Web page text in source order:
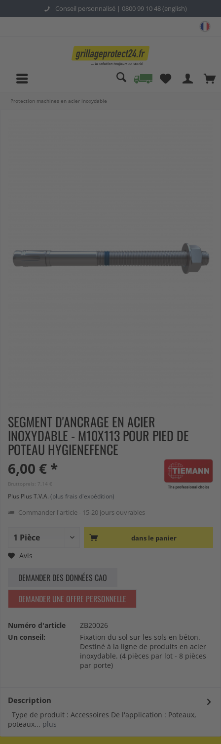
Conseil personnalisé | 0800 99 10 48 (english)
Protection machines en acier inoxydable
SEGMENT D'ANCRAGE EN ACIER
INOXYDABLE - M10X113 POUR PIED DE
POTEAU HYGIENEFENCE
6,00 € *
Bruttopreis: 7,14 €
Plus Plus T.V.A. (plus frais d'expédition)
Commander l'article - 15-20 jours ouvrables
dans le panier
Avis
DEMANDER DES DONNÉES CAO
DEMANDER UNE OFFRE PERSONNELLE
Numéro d'article
ZB20026
Un conseil:
Fixation du sol sur les sols en béton.
Destiné à la ligne de produits en acier
inoxydable. (4 pièces par lot - 8 pièces
par porte)
Description
Type de produit : Accessoires De l'application : Poteaux,
poteaux... plus